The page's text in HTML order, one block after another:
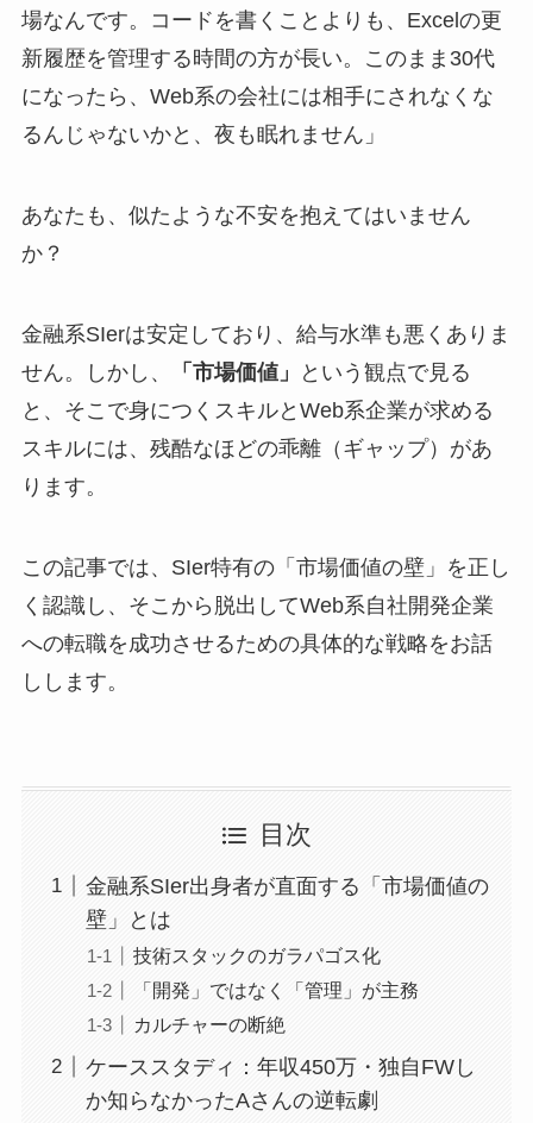
場なんです。コードを書くことよりも、Excelの更
新履歴を管理する時間の方が長い。このまま30代
になったら、Web系の会社には相手にされなくな
るんじゃないかと、夜も眠れません」
あなたも、似たような不安を抱えてはいません
か？
金融系SIerは安定しており、給与水準も悪くありま
せん。しかし、
「市場価値」
という観点で見る
と、そこで身につくスキルとWeb系企業が求める
スキルには、残酷なほどの乖離（ギャップ）があ
ります。
この記事では、SIer特有の「市場価値の壁」を正し
く認識し、そこから脱出してWeb系自社開発企業
への転職を成功させるための具体的な戦略をお話
しします。
目次
金融系SIer出身者が直面する「市場価値の
壁」とは
技術スタックのガラパゴス化
「開発」ではなく「管理」が主務
カルチャーの断絶
ケーススタディ：年収450万・独自FWし
か知らなかったAさんの逆転劇